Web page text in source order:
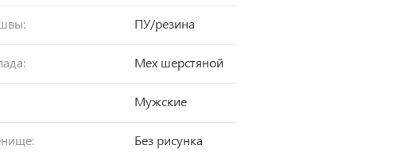
ПУ/резина
Мех шерстяной
Мужские
Без рисунка